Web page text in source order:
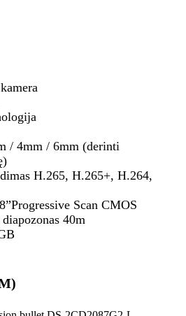
/ 4mm / 6mm (derinti
H.265, H.265+, H.264,
Scan CMOS
40m